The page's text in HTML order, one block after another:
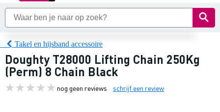
Takel en hijsband accessoire
Doughty T28000 Lifting Chain 250Kg
(Perm) 8 Chain Black
nog geen reviews schrijf een review